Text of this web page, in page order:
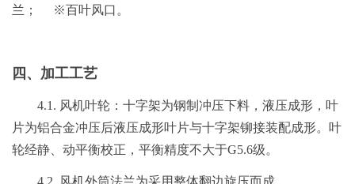
兰； ※百叶风口。
四、加工工艺
4.1. 风机叶轮：十字架为钢制冲压下料，液压成形，叶
片为铝合金冲压后液压成形叶片与十字架铆接装配成形。叶
轮经静、动平衡校正，平衡精度不大于G5.6级。
4.2. 风机外筒法兰为采用整体翻边旋压而成。